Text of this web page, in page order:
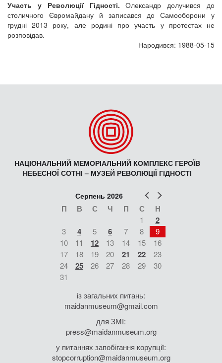
Участь у Революції Гідності.Олександр долучився до
столичного Євромайдану й записався до Самооборони у
грудні 2013 року, але родині про участь у протестах не
розповідав.
Народився: 1988-05-15
НАЦІОНАЛЬНИЙ МЕМОРІАЛЬНИЙ КОМПЛЕКС ГЕРОЇВ
НЕБЕСНОЇ СОТНІ – МУЗЕЙ РЕВОЛЮЦІЇ ГІДНОСТІ
Попер
Серпень 2026
П В С Ч П С Н
1 2
3 4 5 6 7 8
9
10
11 12 13 14 15
16
17
18 19 20 21 22
23
24
25 26 27 28 29
30
31
із загальних питань:
maidanmuseum@gmail.com
для ЗМІ:
press@maidanmuseum.org
у питаннях запобігання корупції:
stopcorruption@maidanmuseum.org